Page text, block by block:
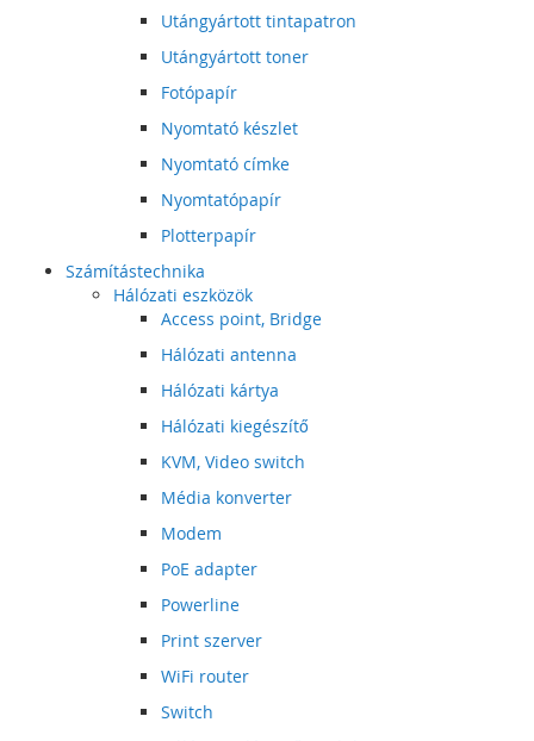
Utángyártott tintapatron
Utángyártott toner
Fotópapír
Nyomtató készlet
Nyomtató címke
Nyomtatópapír
Plotterpapír
Számítástechnika
Hálózati eszközök
Access point, Bridge
Hálózati antenna
Hálózati kártya
Hálózati kiegészítő
KVM, Video switch
Média konverter
Modem
PoE adapter
Powerline
Print szerver
WiFi router
Switch